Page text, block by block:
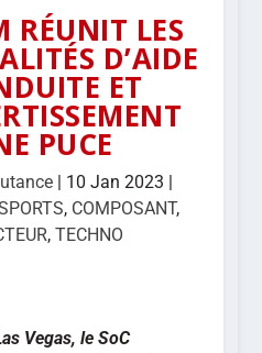
RÉUNIT LES
D’AIDE
ET
PUCE
| 10 Jan 2023 |
, COMPOSANT,
, TECHNO
Vegas, le SoC